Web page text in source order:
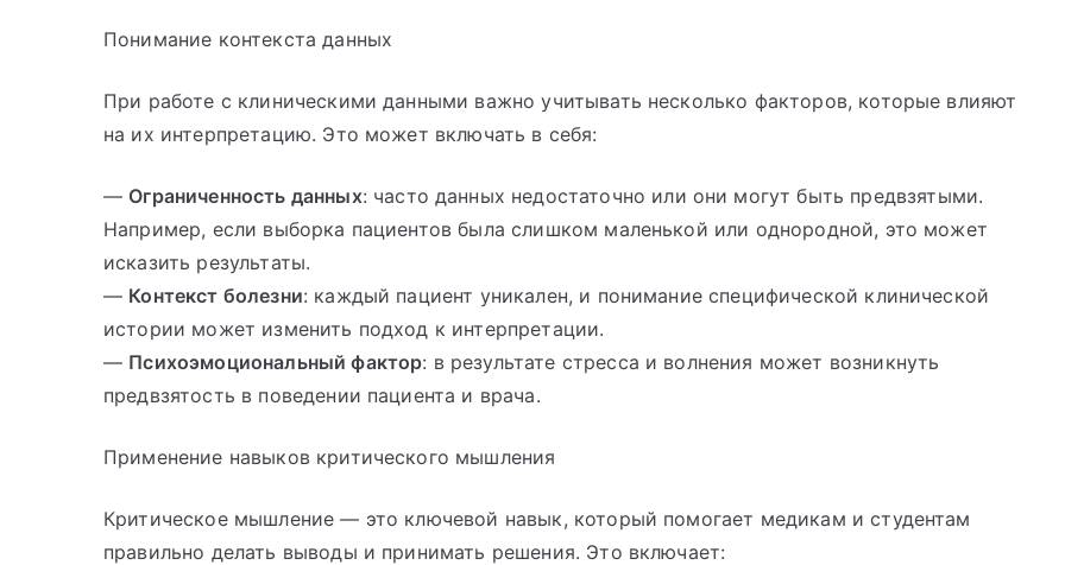
Понимание контекста данных
При работе с клиническими данными важно учитывать несколько факторов, которые влияют
на их интерпретацию. Это может включать в себя:
— Ограниченность данных: часто данных недостаточно или они могут быть предвзятыми.
Например, если выборка пациентов была слишком маленькой или однородной, это может
исказить результаты.
— Контекст болезни: каждый пациент уникален, и понимание специфической клинической
истории может изменить подход к интерпретации.
— Психоэмоциональный фактор: в результате стресса и волнения может возникнуть
предвзятость в поведении пациента и врача.
Применение навыков критического мышления
Критическое мышление — это ключевой навык, который помогает медикам и студентам
правильно делать выводы и принимать решения. Это включает: